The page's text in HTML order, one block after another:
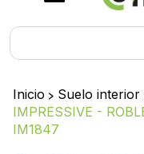
Inicio > Suelo interior
IMPRESSIVE -
IM1847